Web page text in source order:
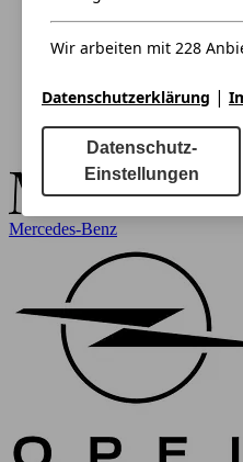
Mercedes-Benz
Wir arbeiten mit 228
Datenschutzerklärung |
Datenschutz-
Einstellungen